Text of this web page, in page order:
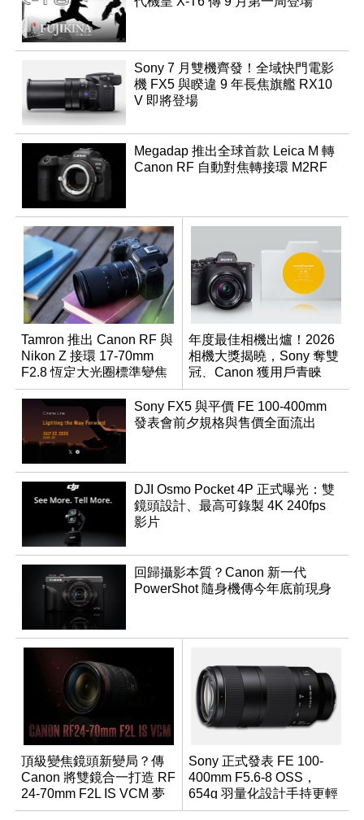
Sony 7 月雙機齊發！全域快門電影
機 FX5 與睽違 9 年長焦旗艦 RX10
V 即將登場
Megadap 推出全球首款 Leica M 轉
Canon RF 自動對焦轉接環 M2RF
Tamron 推出 Canon RF 與
Nikon Z 接環 17-70mm
F2.8 恆定大光圈標準變焦
鏡
年度最佳相機出爐！2026
相機大獎揭曉，Sony 奪雙
冠、Canon 獲用戶青睞
Sony FX5 與平價 FE 100-400mm
發表會前夕規格與售價全面流出
DJI Osmo Pocket 4P 正式曝光：雙
鏡頭設計、最高可錄製 4K 240fps
影片
回歸攝影本質？Canon 新一代
PowerShot 隨身機傳今年底前現身
頂級變焦鏡頭新變局？傳
Canon 將雙鏡合一打造 RF
24-70mm F2L IS VCM 夢
幻規格
Sony 正式發表 FE 100-
400mm F5.6-8 OSS，
654g 羽量化設計手持更輕
鬆